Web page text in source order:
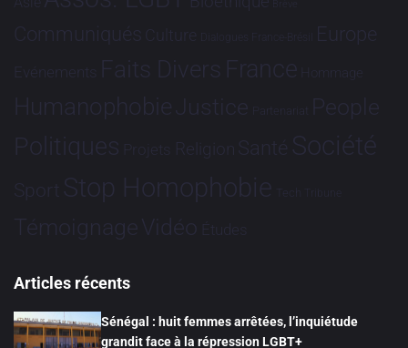
Brève
Communiqués Culture Dialogues France-Brésil Europe
Evénements Faits Divers France Hommage
HumanophobieJustice Partenariat People
Politiques Projets Religion Santé Société
Sport Stop Homophobie Tech Tribune
TémoignageVidéo Études
Articles récents
Sénégal : huit femmes arrêtées, l’inquiétude
grandit face à la répression LGBT+